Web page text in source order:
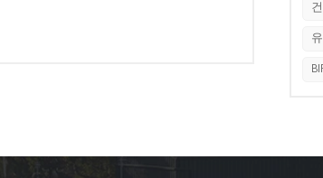
생성하고 있는 모든 태양 에너지를 사용하
는 어디로 갑니까? 인버터는 그렇게 빨리
기입니다. 하이브리드 시스템에는 배터리